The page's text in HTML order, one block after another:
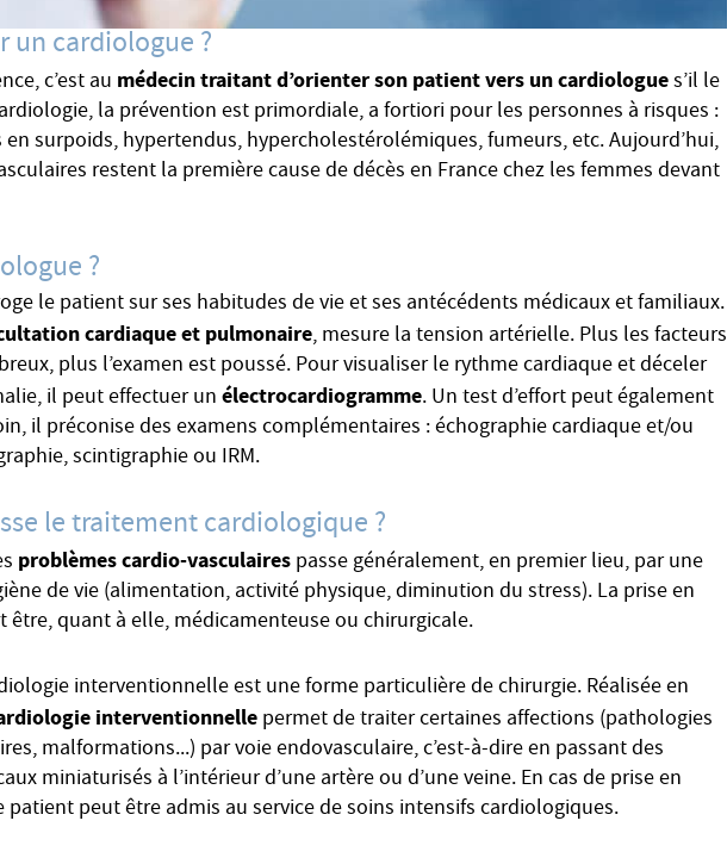
un cardiologue ?
c’est au médecin traitant d’orienter son patient vers un cardiologues’il le
la prévention est primordiale, a fortiori pour les personnes à risques :
surpoids, hypertendus, hypercholestérolémiques, fumeurs, etc. Aujourd’hui,
restent la première cause de décès en France chez les femmes devant
?
le patient sur ses habitudes de vie et ses antécédents médicaux et familiaux.
cardiaque et pulmonaire, mesure la tension artérielle. Plus les facteurs
plus l’examen est poussé. Pour visualiser le rythme cardiaque et déceler
il peut effectuer un électrocardiogramme. Un test d’effort peut également
il préconise des examens complémentaires : échographie cardiaque et/ou
scintigraphie ou IRM.
le traitement cardiologique ?
problèmes cardio-vasculaires passe généralement, en premier lieu, par une
de vie (alimentation, activité physique, diminution du stress). La prise en
être, quant à elle, médicamenteuse ou chirurgicale.
interventionnelle est une forme particulière de chirurgie. Réalisée en
interventionnelle permet de traiter certaines affections (pathologies
malformations...) par voie endovasculaire, c’est-à-dire en passant des
miniaturisés à l’intérieur d’une artère ou d’une veine. En cas de prise en
patient peut être admis au service de soins intensifs cardiologiques.